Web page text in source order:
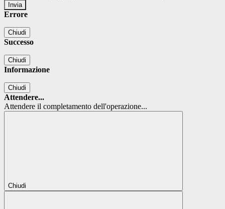
Errore
Chiudi
Successo
Chiudi
Informazione
Chiudi
Attendere...
Attendere il completamento dell'operazione...
Chiudi